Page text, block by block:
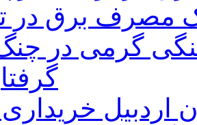
مصرف برق در
گرمی در
اردبیل